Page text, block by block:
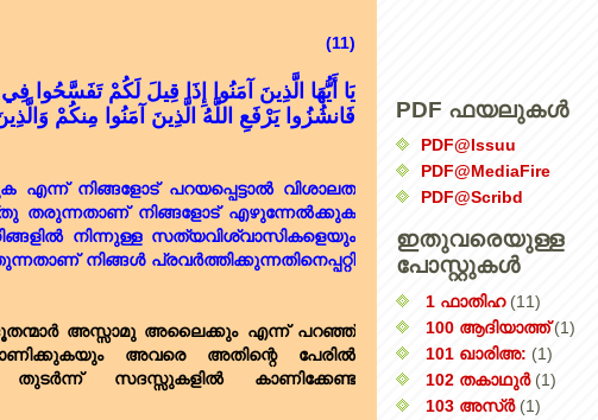
(11)
يَا أَيُّهَا الَّذِينَ آمَنُوا إِذَا قِيلَ لَكُمْ
فَانشُزُوا يَرْفَعِ اللَّهُ الَّذِينَ آمَنُوا مِنكُمْ
നിങ്ങളോട് പറയപ്പെട്ടാൽ വിശാലത
തരുന്നതാണ് നിങ്ങളോട് എഴുന്നേൽക്കുക
നിന്നുള്ള സത്യവിശ്വാസികളെയും
നിങ്ങൾ പ്രവർത്തിക്കുന്നതിനെപ്പറ്റി
അസ്സാമു അലൈക്കും എന്ന് പറഞ്ഞ്
അവരെ അതിന്റെ പേരിൽ
സദസ്സുകളിൽ കാണിക്കേണ്ട
PDF ഫയലുകൾ
PDF@Issuu
PDF@MediaFire
PDF@Scribd
ഇതുവരെയുള്ള
പോസ്റ്റുകൾ
1 ഫാതിഹ (11)
100 ആദിയാത്ത് (1)
101 ഖാരിഅ: (1)
102 തകാഥുർ (1)
103 അസ്ർ (1)